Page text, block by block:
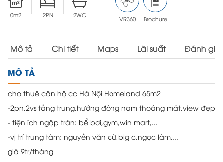
0m2 2PN 2WC
VR360 Brochure
Mô tả Chi tiết Maps Lãi suất Đánh giá
MÔ TẢ
cho thuê căn hộ cc Hà Nội Homeland 65m2
-2pn,2vs tầng trung,hướng đông nam thoáng mát,view đẹp
- tiện ích ngập tràn: bể bơi,gym,win mart,...
-vị trí trung tâm: nguyễn văn cừ,big c,ngọc lâm,...
giá 9tr/tháng